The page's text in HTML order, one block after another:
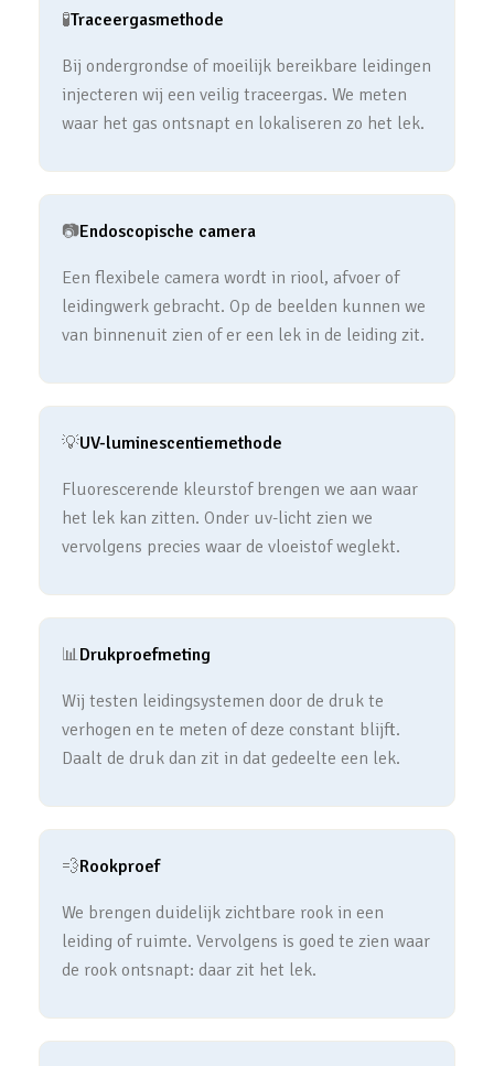
🧪Traceergasmethode
Bij ondergrondse of moeilijk bereikbare leidingen
injecteren wij een veilig traceergas. We meten
waar het gas ontsnapt en lokaliseren zo het lek.
📷Endoscopische camera
Een flexibele camera wordt in riool, afvoer of
leidingwerk gebracht. Op de beelden kunnen we
van binnenuit zien of er een lek in de leiding zit.
💡UV-luminescentiemethode
Fluorescerende kleurstof brengen we aan waar
het lek kan zitten. Onder uv-licht zien we
vervolgens precies waar de vloeistof weglekt.
📊Drukproefmeting
Wij testen leidingsystemen door de druk te
verhogen en te meten of deze constant blijft.
Daalt de druk dan zit in dat gedeelte een lek.
💨Rookproef
We brengen duidelijk zichtbare rook in een
leiding of ruimte. Vervolgens is goed te zien waar
de rook ontsnapt: daar zit het lek.